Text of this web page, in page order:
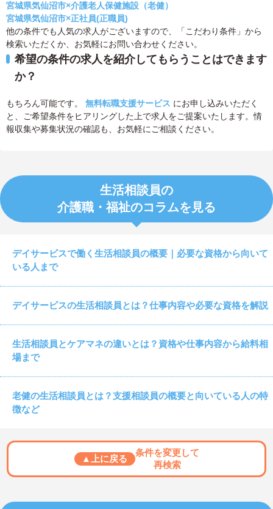
宮城県気仙沼市×介護老人保健施設（老健）
宮城県気仙沼市×正社員(正職員)
他の条件でも人気の求人がございますので、「こだわり条件」から
検索いただくか、お気軽にお問い合わせください。
希望の条件の求人を紹介してもらうことはできます
か？
もちろん可能です。 無料転職支援サービス にお申し込みいただく
と、ご希望条件をヒアリングした上で求人をご提案いたします。情
報収集や募集状況の確認も、お気軽にご相談ください。
生活相談員の
介護職・福祉のコラムを見る
デイサービスで働く生活相談員の概要｜必要な資格から向いて
いる人まで
デイサービスの生活相談員とは？仕事内容や必要な資格を解説
生活相談員とケアマネの違いとは？資格や仕事内容から給料相
場まで
老健の生活相談員とは？支援相談員の概要と向いている人の特
徴など
▲上に戻る
条件を変更して
再検索